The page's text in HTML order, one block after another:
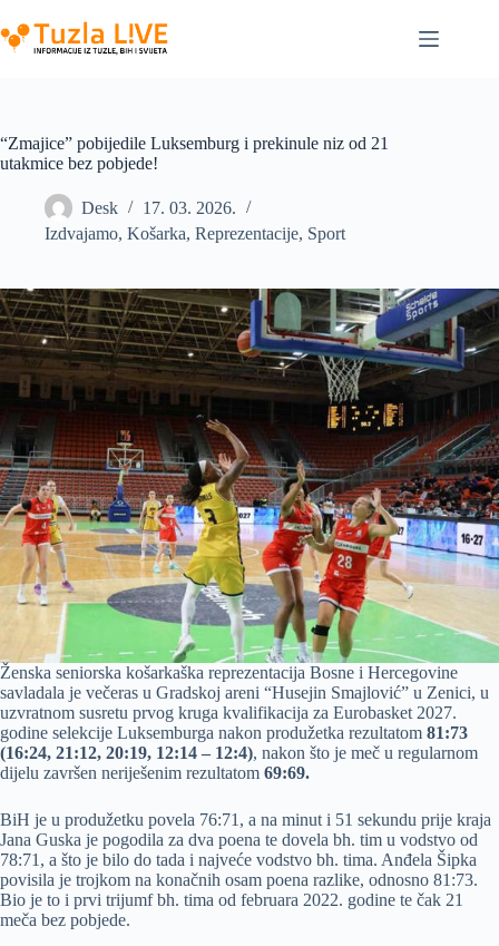
to
content
“Zmajice” pobijedile Luksemburg i prekinule niz od 21
utakmice bez pobjede!
Desk
17. 03. 2026.
Izdvajamo, Košarka, Reprezentacije, Sport
Ženska seniorska košarkaška reprezentacija Bosne i Hercegovine
savladala je večeras u Gradskoj areni “Husejin Smajlović” u Zenici, u
uzvratnom susretu prvog kruga kvalifikacija za Eurobasket 2027.
godine selekcije Luksemburga nakon produžetka rezultatom 81:73
(16:24, 21:12, 20:19, 12:14 – 12:4), nakon što je meč u regularnom
dijelu završen neriješenim rezultatom 69:69.
BiH je u produžetku povela 76:71, a na minut i 51 sekundu prije kraja
Jana Guska je pogodila za dva poena te dovela bh. tim u vodstvo od
78:71, a što je bilo do tada i najveće vodstvo bh. tima. Anđela Šipka
povisila je trojkom na konačnih osam poena razlike, odnosno 81:73.
Bio je to i prvi trijumf bh. tima od februara 2022. godine te čak 21
meča bez pobjede.